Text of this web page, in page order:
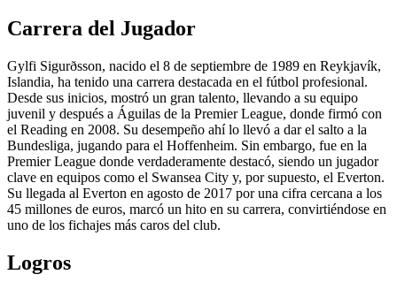
Carrera del Jugador
Gylfi Sigurðsson, nacido el 8 de septiembre de 1989 en Reykjavík,
Islandia, ha tenido una carrera destacada en el fútbol profesional.
Desde sus inicios, mostró un gran talento, llevando a su equipo
juvenil y después a Águilas de la Premier League, donde firmó con
el Reading en 2008. Su desempeño ahí lo llevó a dar el salto a la
Bundesliga, jugando para el Hoffenheim. Sin embargo, fue en la
Premier League donde verdaderamente destacó, siendo un jugador
clave en equipos como el Swansea City y, por supuesto, el Everton.
Su llegada al Everton en agosto de 2017 por una cifra cercana a los
45 millones de euros, marcó un hito en su carrera, convirtiéndose en
uno de los fichajes más caros del club.
Logros